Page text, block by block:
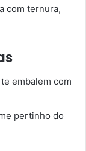
com ternura,
embalem com
pertinho do